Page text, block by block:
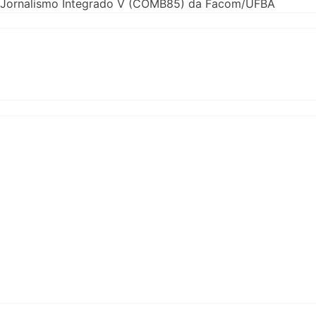
Integrado V (COMB85) da Facom/UFBA